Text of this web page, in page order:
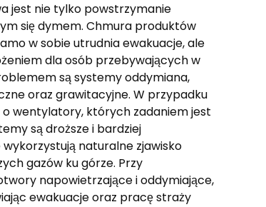
jest nie tylko powstrzymanie
się dymem. Chmura produktów
w sobie utrudnia ewakuacje, ale
dla osób przebywających w
są systemy oddymiana,
oraz grawitacyjne. W przypadku
wentylatory, których zadaniem jest
są droższe i bardziej
naturalne zjawisko
gazów ku górze. Przy
napowietrzające i oddymiające,
ewakuacje oraz pracę straży